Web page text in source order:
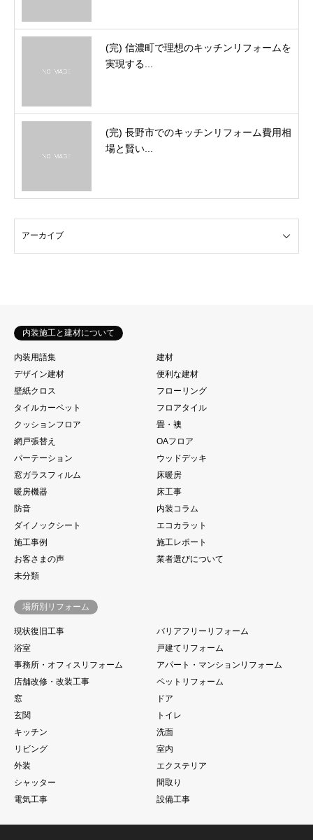
(完) 信濃町で理想のキッチンリフォームを
実現する...
(完) 長野市でのキッチンリフォーム費用相
場と賢い...
内装施工と建材について
内装用語集
建材
デザイン建材
便利な建材
壁紙クロス
フローリング
タイルカーペット
フロアタイル
クッションフロア
畳・襖
網戸張替え
OAフロア
パーテーション
ウッドデッキ
窓ガラスフィルム
床暖房
暖房機器
床工事
防音
内装コラム
ダイノックシート
エコカラット
施工事例
施工レポート
お客さまの声
業者選びについて
未分類
場所別リフォーム
現状復旧工事
バリアフリーリフォーム
浴室
戸建てリフォーム
事務所・オフィスリフォーム
アパート・マンションリフォーム
店舗改修・改装工事
ペットリフォーム
窓
ドア
玄関
トイレ
キッチン
洗面
リビング
室内
外装
エクステリア
シャッター
間取り
電気工事
設備工事